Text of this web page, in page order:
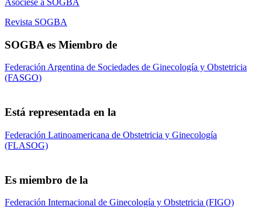
Asóciese a SOGBA
Revista SOGBA
SOGBA es Miembro de
Federación Argentina de Sociedades de Ginecología y Obstetricia
(FASGO)
Está representada en la
Federación Latinoamericana de Obstetricia y Ginecología
(FLASOG)
Es miembro de la
Federación Internacional de Ginecología y Obstetricia (FIGO)